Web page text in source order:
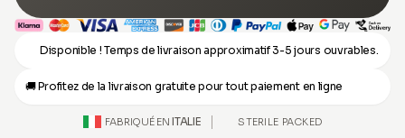
Disponible ! Temps de livraison approximatif 3-5 jours ouvrables.
🚚 Profitez de la livraison gratuite pour tout paiement en ligne
FABRIQUÉ EN ITALIE STERILE PACKED